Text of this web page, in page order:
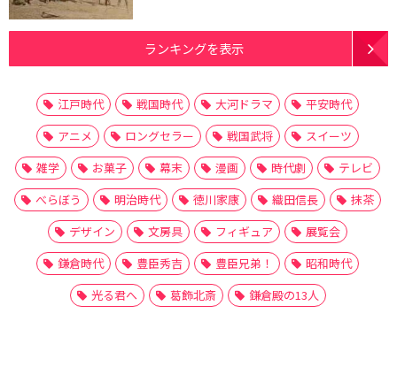
ランキングを表示
江戸時代 戦国時代 大河ドラマ
平安時代
アニメ
ロングセラー 戦国武将
スイーツ
雑学
お菓子 幕末 漫画 時代劇
テレビ
べらぼう
明治時代 徳川家康 織田信長
抹茶
デザイン
文房具 フィギュア
展覧会
鎌倉時代
豊臣秀吉 豊臣兄弟！
昭和時代
光る君へ
葛飾北斎 鎌倉殿の13人